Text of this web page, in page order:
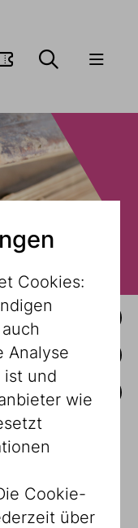
ZUM
SAMMLUNGEN
RESTAURIERUNG
LEIHVERKEHR
Cookies:
Analyse
ist und
wie
Cookie-
über